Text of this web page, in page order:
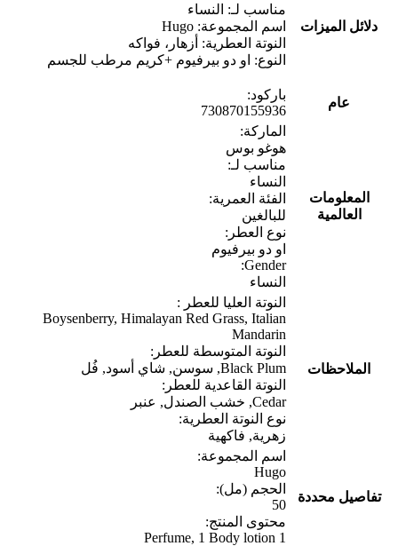
دلائل الميزات
مناسب لـ: النساء
اسم المجموعة: Hugo
النوتة العطرية: أزهار، فواكه
النوع: او دو بيرفيوم +كريم مرطب للجسم
عام
باركود:
730870155936
المعلومات
العالمية
الماركة:
هوغو بوس
مناسب لـ:
النساء
الفئة العمرية:
للبالغين
نوع العطر:
او دو بيرفيوم
Gender:
النساء
الملاحظات
النوتة العليا للعطر :
Boysenberry, Himalayan Red Grass, Italian
Mandarin
النوتة المتوسطة للعطر:
Black Plum, سوسن, شاي أسود, فُل
النوتة القاعدية للعطر:
Cedar, خشب الصندل, عنبر
نوع النوتة العطرية:
زهرية, فاكهية
تفاصيل محددة
اسم المجموعة:
Hugo
الحجم (مل):
50
محتوى المنتج:
1 Perfume, 1 Body lotion